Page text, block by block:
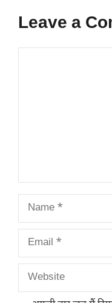
Leave a
Name
Email
Website